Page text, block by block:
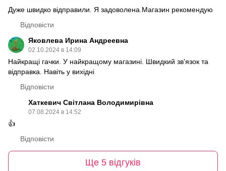
Дуже швидко відправили. Я задоволена.Магазин рекомендую
Відповісти
Яковлева Ирина Андреевна
02.10.2024 в 14:09
Найкращі гачки. У найкращому магазині. Швидкий зв'язок та
відправка. Навіть у вихідні
Відповісти
Хаткевич Світлана Володимирівна
07.08.2024 в 14:52
👍
Відповісти
Ще 5 відгуків